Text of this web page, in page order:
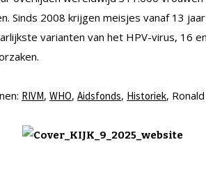
Sinds 2008 krijgen meisjes vanaf 13
varianten van het HPV-virus, 16
RIVM, WHO, Aidsfonds, Historiek,